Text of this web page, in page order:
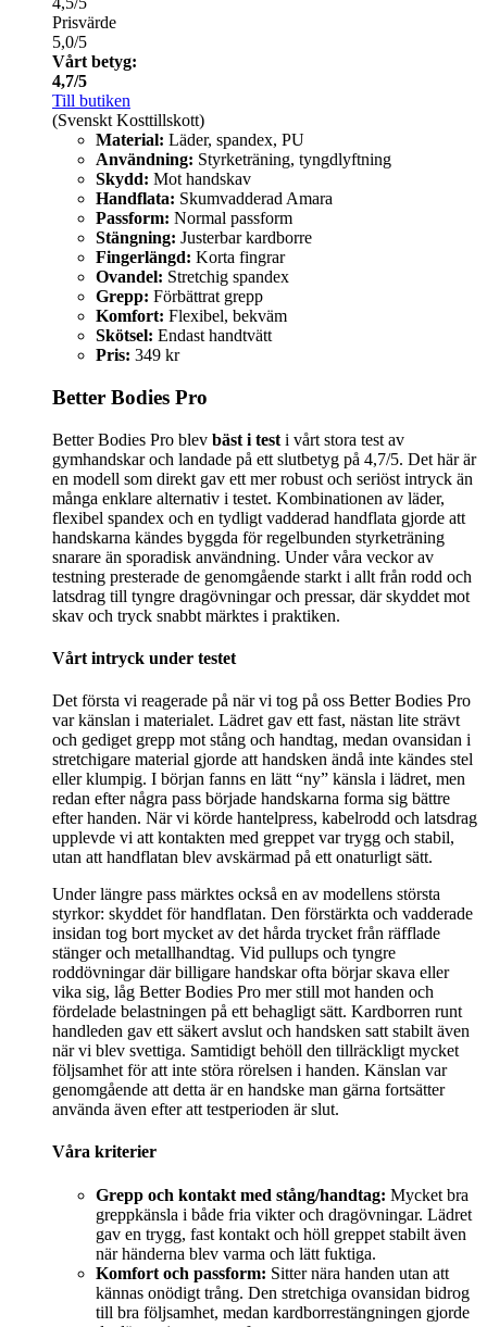
Prisvärde
5,0/5
Vårt betyg:
4,7/5
Till butiken
(Svenskt Kosttillskott)
Material: Läder, spandex, PU
Användning: Styrketräning, tyngdlyftning
Skydd: Mot handskav
Handflata: Skumvadderad Amara
Passform: Normal passform
Stängning: Justerbar kardborre
Fingerlängd: Korta fingrar
Ovandel: Stretchig spandex
Grepp: Förbättrat grepp
Komfort: Flexibel, bekväm
Skötsel: Endast handtvätt
Pris: 349 kr
Better Bodies Pro
Better Bodies Pro blev bäst i test i vårt stora test av
gymhandskar och landade på ett slutbetyg på 4,7/5. Det här är
en modell som direkt gav ett mer robust och seriöst intryck än
många enklare alternativ i testet. Kombinationen av läder,
flexibel spandex och en tydligt vadderad handflata gjorde att
handskarna kändes byggda för regelbunden styrketräning
snarare än sporadisk användning. Under våra veckor av
testning presterade de genomgående starkt i allt från rodd och
latsdrag till tyngre dragövningar och pressar, där skyddet mot
skav och tryck snabbt märktes i praktiken.
Vårt intryck under testet
Det första vi reagerade på när vi tog på oss Better Bodies Pro
var känslan i materialet. Lädret gav ett fast, nästan lite strävt
och gediget grepp mot stång och handtag, medan ovansidan i
stretchigare material gjorde att handsken ändå inte kändes stel
eller klumpig. I början fanns en lätt “ny” känsla i lädret, men
redan efter några pass började handskarna forma sig bättre
efter handen. När vi körde hantelpress, kabelrodd och latsdrag
upplevde vi att kontakten med greppet var trygg och stabil,
utan att handflatan blev avskärmad på ett onaturligt sätt.
Under längre pass märktes också en av modellens största
styrkor: skyddet för handflatan. Den förstärkta och vadderade
insidan tog bort mycket av det hårda trycket från räfflade
stänger och metallhandtag. Vid pullups och tyngre
roddövningar där billigare handskar ofta börjar skava eller
vika sig, låg Better Bodies Pro mer still mot handen och
fördelade belastningen på ett behagligt sätt. Kardborren runt
handleden gav ett säkert avslut och handsken satt stabilt även
när vi blev svettiga. Samtidigt behöll den tillräckligt mycket
följsamhet för att inte störa rörelsen i handen. Känslan var
genomgående att detta är en handske man gärna fortsätter
använda även efter att testperioden är slut.
Våra kriterier
Grepp och kontakt med stång/handtag: Mycket bra
greppkänsla i både fria vikter och dragövningar. Lädret
gav en trygg, fast kontakt och höll greppet stabilt även
när händerna blev varma och lätt fuktiga.
Komfort och passform: Sitter nära handen utan att
kännas onödigt trång. Den stretchiga ovansidan bidrog
till bra följsamhet, medan kardborrestängningen gjorde